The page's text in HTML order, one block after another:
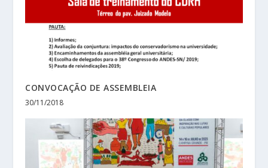
CONVOCAÇÃO DE ASSEMBLEIA
30/11/2018